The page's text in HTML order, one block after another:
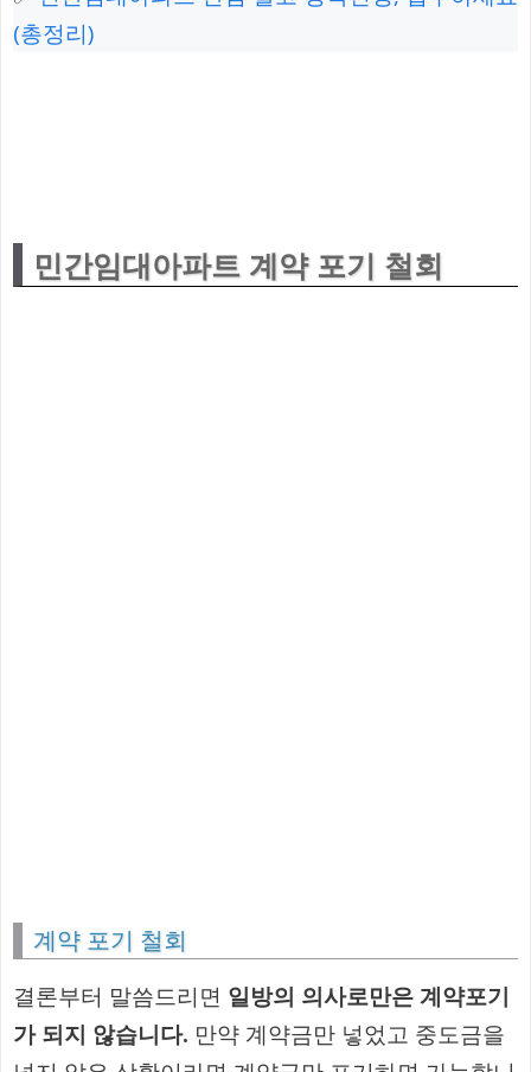
(총정리)
민간임대아파트 계약 포기 철회
계약 포기 철회
결론부터 말씀드리면 일방의 의사로만은 계약포기
가 되지 않습니다. 만약 계약금만 넣었고 중도금을